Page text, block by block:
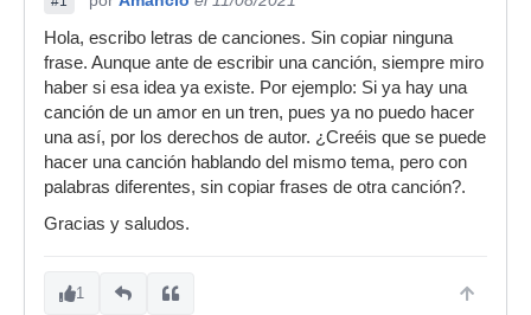
Hola, escribo letras de canciones. Sin copiar ninguna
frase. Aunque ante de escribir una canción, siempre miro
haber si esa idea ya existe. Por ejemplo: Si ya hay una
canción de un amor en un tren, pues ya no puedo hacer
una así, por los derechos de autor. ¿Creéis que se puede
hacer una canción hablando del mismo tema, pero con
palabras diferentes, sin copiar frases de otra canción?.
Gracias y saludos.
1